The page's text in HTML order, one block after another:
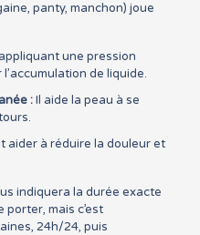
panty, manchon) joue
une pression
de liquide.
:Il aide la peau à se
aider à réduire la douleur et
indiquera la durée exacte
mais c’est
24h/24, puis